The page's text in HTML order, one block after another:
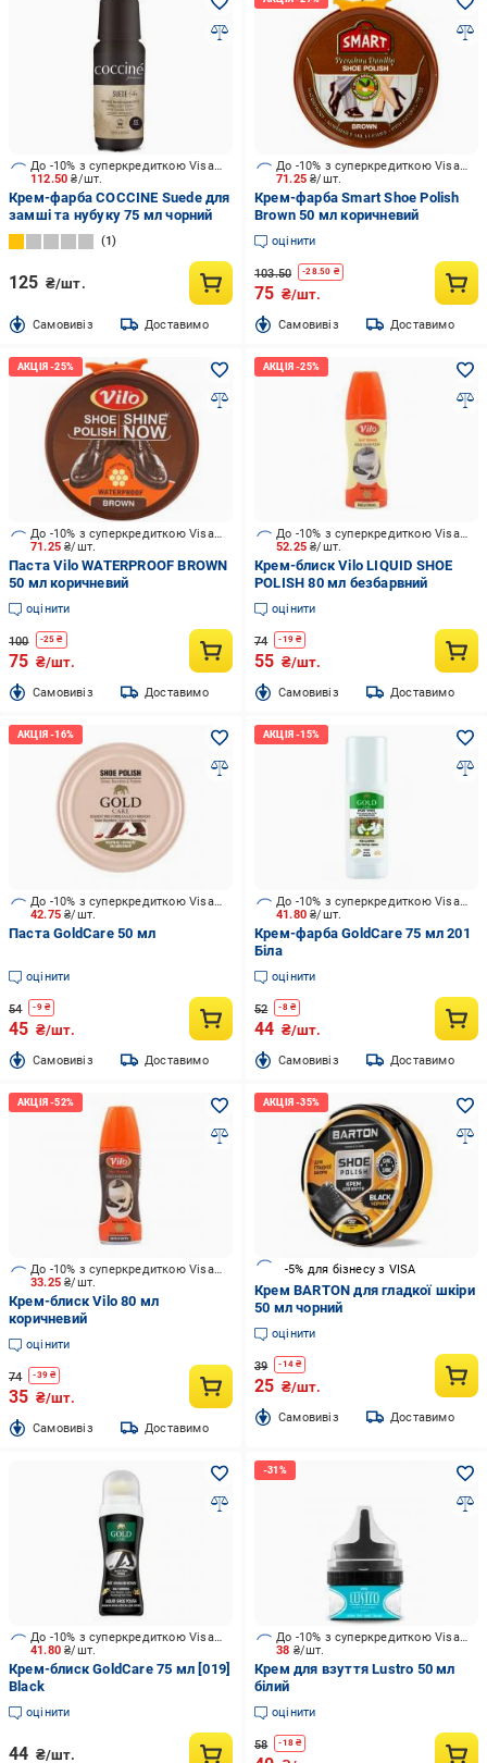
112.50₴/шт.
До -10% з суперкредиткою Visa Вигода
Крем-фарба COCCINE Suede для
замші та нубуку 75 мл чорний
1
125 ₴/шт.
Cамовивіз Доставимо
71.25₴/шт.
До -10% з суперкредиткою Visa Вигода
Крем-фарба Smart Shoe Polish
Brown 50 мл коричневий
оцінити
103.50 -28.50 ₴
75 ₴/шт.
Cамовивіз Доставимо
71.25₴/шт.
До -10% з суперкредиткою Visa Вигода
Паста Vilo WATERPROOF BROWN
50 мл коричневий
оцінити
100 -25 ₴
75 ₴/шт.
Cамовивіз Доставимо
52.25₴/шт.
До -10% з суперкредиткою Visa Вигода
Крем-блиск Vilo LIQUID SHOE
POLISH 80 мл безбарвний
оцінити
74 -19₴
55 ₴/шт.
Cамовивіз Доставимо
42.75₴/шт.
До -10% з суперкредиткою Visa Вигода
Паста GoldCare 50 мл
оцінити
54 -9₴
45 ₴/шт.
Cамовивіз Доставимо
41.80₴/шт.
До -10% з суперкредиткою Visa Вигода
Крем-фарба GoldCare 75 мл 201
Біла
оцінити
52 -8₴
44 ₴/шт.
Cамовивіз Доставимо
33.25₴/шт.
До -10% з суперкредиткою Visa Вигода
Крем-блиск Vilo 80 мл
коричневий
оцінити
74 -39 ₴
35 ₴/шт.
Cамовивіз Доставимо
-5% для бізнесу з VISA
Крем BARTON для гладкої шкіри
50 мл чорний
оцінити
39 -14₴
25 ₴/шт.
Cамовивіз Доставимо
41.80₴/шт.
До -10% з суперкредиткою Visa Вигода
Крем-блиск GoldCare 75 мл [019]
Black
оцінити
44 ₴/шт.
38 ₴/шт.
До -10% з суперкредиткою Visa Вигода
Крем для взуття Lustro 50 мл
білий
оцінити
58 -18₴